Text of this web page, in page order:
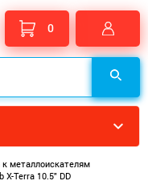
0
к металлоискателям
Terra 10.5" DD